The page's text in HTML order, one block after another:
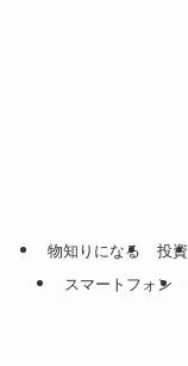
物知りになる 投資
スマートフォン